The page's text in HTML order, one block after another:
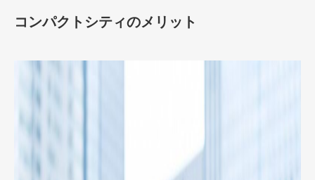
コンパクトシティのメリット